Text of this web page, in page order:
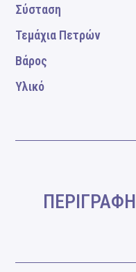
Σύσταση
Τεμάχια Πετρών
Βάρος
Υλικό
ΠΕΡΙΓΡΑΦΗ